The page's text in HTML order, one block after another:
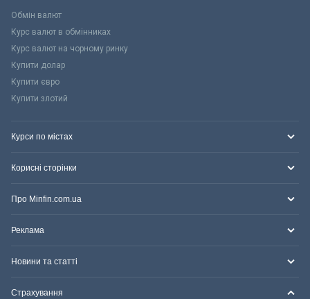
Обмін валют
Курс валют в обмінниках
Курс валют на чорному ринку
Купити долар
Купити євро
Купити злотий
Курси по містах
Корисні сторінки
Про Minfin.com.ua
Реклама
Новини та статті
Страхування